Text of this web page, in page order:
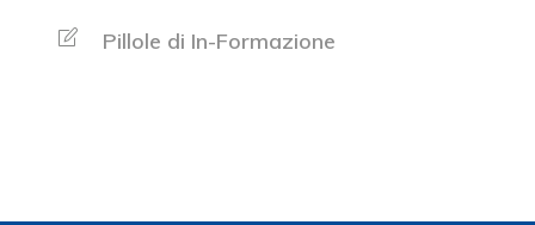
Pillole di In-Formazione